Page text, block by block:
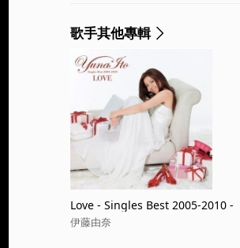
歌手其他專輯
Love - Singles Best 2005-2010 -
伊藤由奈